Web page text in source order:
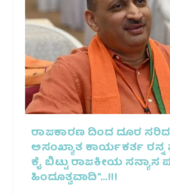
ರಾಜಕಾರಣ ದಿಂದ ದೂರ ಸರಿದ
ಅಸಂಖ್ಯಾತ ಕಾರ್ಯಕರ್ತ ರನ್ನ
ಕೈ ಬಿಟ್ಟು ರಾಜಕೀಯ ಸನ್ಯಾಸ
ಹಿಂದೂತ್ವವಾದಿ”…!!!